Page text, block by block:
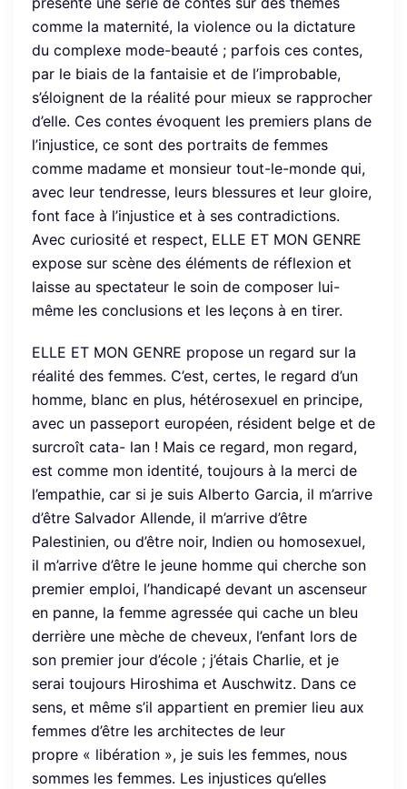
comme la maternité, la violence ou la dictature
du complexe mode-beauté ; parfois ces contes,
par le biais de la fantaisie et de l’improbable,
s’éloignent de la réalité pour mieux se rapprocher
d’elle. Ces contes évoquent les premiers plans de
l’injustice, ce sont des portraits de femmes
comme madame et monsieur tout-le-monde qui,
avec leur tendresse, leurs blessures et leur gloire,
font face à l’injustice et à ses contradictions.
Avec curiosité et respect, ELLE ET MON GENRE
expose sur scène des éléments de réflexion et
laisse au spectateur le soin de composer lui-
même les conclusions et les leçons à en tirer.
ELLE ET MON GENRE propose un regard sur la
réalité des femmes. C’est, certes, le regard d’un
homme, blanc en plus, hétérosexuel en principe,
avec un passeport européen, résident belge et de
surcroît cata- lan ! Mais ce regard, mon regard,
est comme mon identité, toujours à la merci de
l’empathie, car si je suis Alberto Garcia, il m’arrive
d’être Salvador Allende, il m’arrive d’être
Palestinien, ou d’être noir, Indien ou homosexuel,
il m’arrive d’être le jeune homme qui cherche son
premier emploi, l’handicapé devant un ascenseur
en panne, la femme agressée qui cache un bleu
derrière une mèche de cheveux, l’enfant lors de
son premier jour d’école ; j’étais Charlie, et je
serai toujours Hiroshima et Auschwitz. Dans ce
sens, et même s’il appartient en premier lieu aux
femmes d’être les architectes de leur
propre « libération », je suis les femmes, nous
sommes les femmes. Les injustices qu’elles